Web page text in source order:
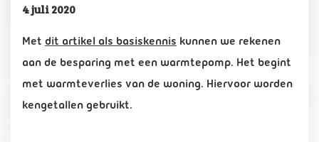
4 juli 2020
Met dit artikel als basiskennis kunnen we rekenen
aan de besparing met een warmtepomp. Het begint
met warmteverlies van de woning. Hiervoor worden
kengetallen gebruikt.